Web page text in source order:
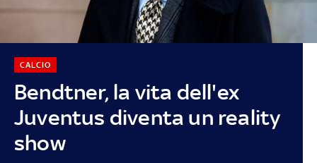
Bendtner, la vita dell'ex
Juventus diventa un reality
show
CALCIO